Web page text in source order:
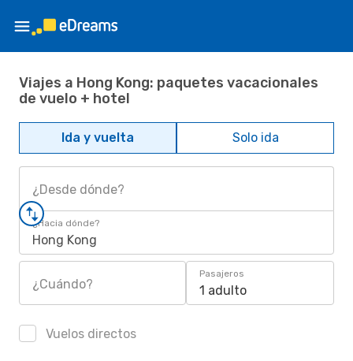
Viajes a Hong Kong: paquetes vacacionales
de vuelo + hotel
Ida y vuelta Solo ida
¿Desde dónde?
¿Hacia dónde?
Hong Kong
¿Cuándo?
Pasajeros
1 adulto
Vuelos directos